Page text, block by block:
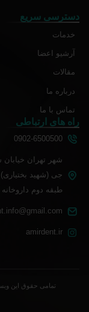
دسترسی سریع
خدمات
آرشیو اعضا
مقالات
درباره ما
تماس با ما
راه های ارتباطی
0902-6500500
شهر تهران
طبقه دوم داروخانه
amirdent.ir
تمامی حقوق این